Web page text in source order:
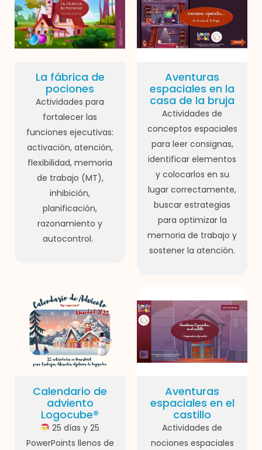
La fábrica de
pociones
Actividades para
fortalecer las
funciones ejecutivas:
activación, atención,
flexibilidad, memoria
de trabajo (MT),
inhibición,
planificación,
razonamiento y
autocontrol.
Aventuras
espaciales en la
casa de la bruja
Actividades de
conceptos espaciales
para leer consignas,
identificar elementos
y colocarlos en su
lugar correctamente,
buscar estrategias
para optimizar la
memoria de trabajo y
sostener la atención.
Calendario de
adviento
Logocube®
25 días y 25
PowerPoints llenos de
Aventuras
espaciales en el
castillo
Actividades de
nociones espaciales